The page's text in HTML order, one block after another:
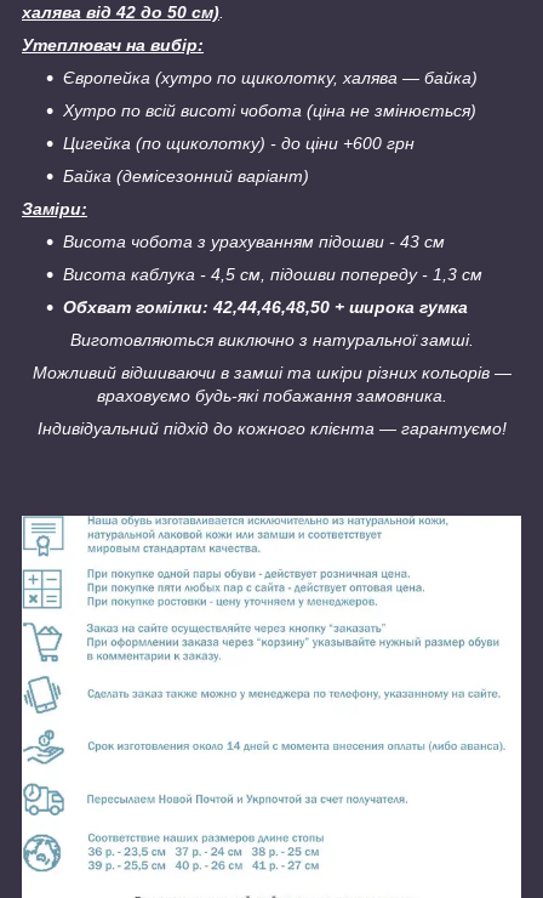
халява від 42 до 50 см)
Утеплювач на вибір:
Європейка (хутро по щиколотку, халява ― байка)
Хутро по всій висоті чобота (ціна не змінюється)
Цигейка (по щиколотку) - до ціни +600 грн
Байка (демісезонний варіант)
Заміри:
Висота чобота з урахуванням підошви - 43 см
Висота каблука - 4,5 см, підошви попереду - 1,3 см
Обхват гомілки: 42,44,46,48,50 + широка гумка
Виготовляються виключно з натуральної замші.
Можливий відшиваючи в замші та шкіри різних кольорів ―
враховуємо будь-які побажання замовника.
Індивідуальний підхід до кожного клієнта ― гарантуємо!